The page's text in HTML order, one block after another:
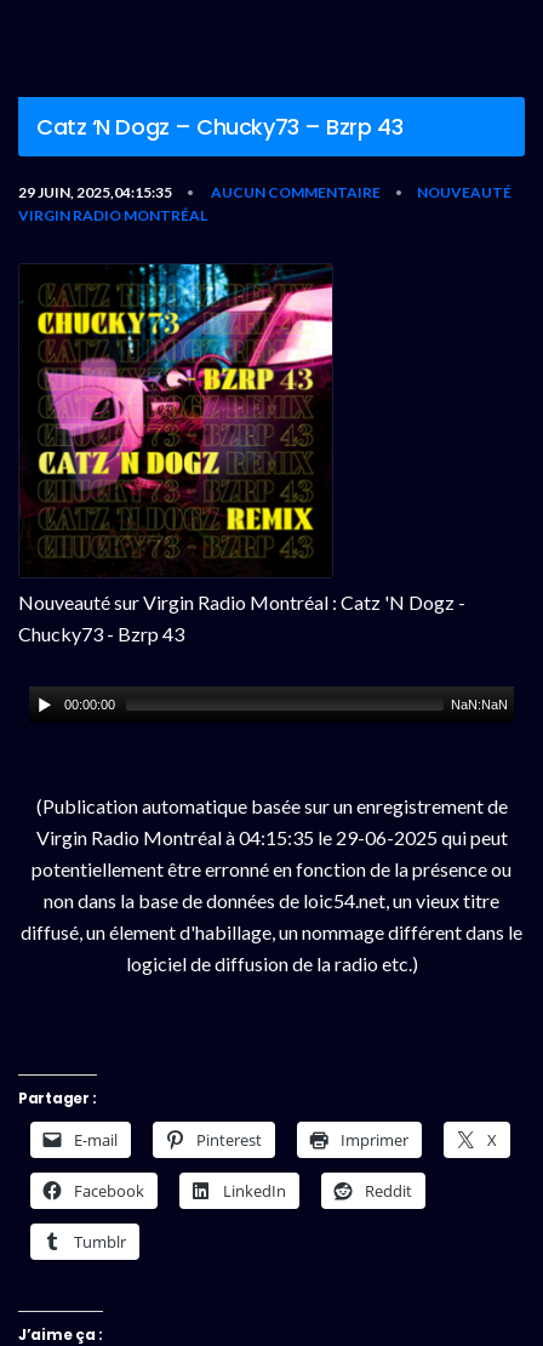
Catz ‘N Dogz – Chucky73 – Bzrp 43
29 JUIN, 2025,04:15:35 • AUCUN COMMENTAIRE •
NOUVEAUTÉ
VIRGIN RADIO MONTRÉAL
Nouveauté sur Virgin Radio Montréal : Catz 'N Dogz -
Chucky73 - Bzrp 43
00:00:00 NaN:NaN
(Publication automatique basée sur un enregistrement de
Virgin Radio Montréal à 04:15:35 le 29-06-2025 qui peut
potentiellement être erronné en fonction de la présence ou
non dans la base de données de loic54.net, un vieux titre
diffusé, un élement d'habillage, un nommage différent dans le
logiciel de diffusion de la radio etc.)
Partager :
E-mail Pinterest Imprimer X
Facebook LinkedIn Reddit
Tumblr
J’aime ça :